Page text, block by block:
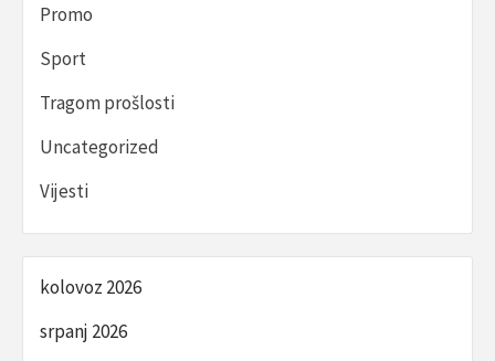
Promo
Sport
Tragom prošlosti
Uncategorized
Vijesti
kolovoz 2026
srpanj 2026